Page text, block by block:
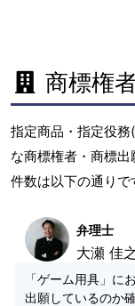
商標権
指定商品・指定役
な商標権者・商標
件数は以下の通りで
弁理士
大瀬 佳
「ゲーム用具」に
出願しているのか